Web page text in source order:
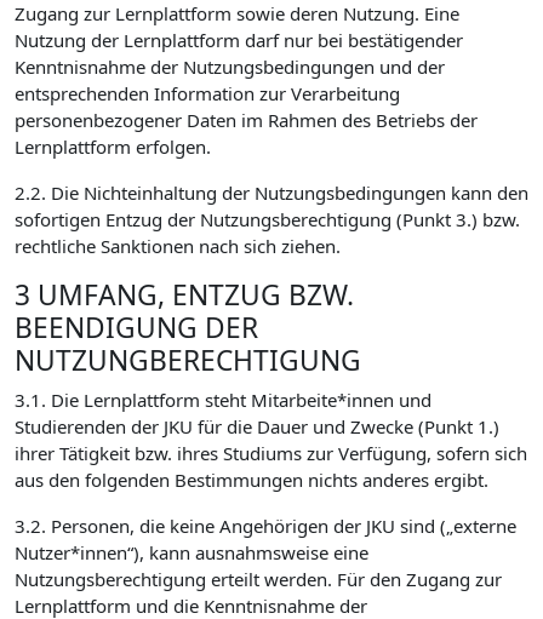
Zugang zur Lernplattform sowie deren Nutzung. Eine
Nutzung der Lernplattform darf nur bei bestätigender
Kenntnisnahme der Nutzungsbedingungen und der
entsprechenden Information zur Verarbeitung
personenbezogener Daten im Rahmen des Betriebs der
Lernplattform erfolgen.
2.2. Die Nichteinhaltung der Nutzungsbedingungen kann den
sofortigen Entzug der Nutzungsberechtigung (Punkt 3.) bzw.
rechtliche Sanktionen nach sich ziehen.
3 UMFANG, ENTZUG BZW.
BEENDIGUNG DER
NUTZUNGBERECHTIGUNG
3.1. Die Lernplattform steht Mitarbeite*innen und
Studierenden der JKU für die Dauer und Zwecke (Punkt 1.)
ihrer Tätigkeit bzw. ihres Studiums zur Verfügung, sofern sich
aus den folgenden Bestimmungen nichts anderes ergibt.
3.2. Personen, die keine Angehörigen der JKU sind („externe
Nutzer*innen“), kann ausnahmsweise eine
Nutzungsberechtigung erteilt werden. Für den Zugang zur
Lernplattform und die Kenntnisnahme der